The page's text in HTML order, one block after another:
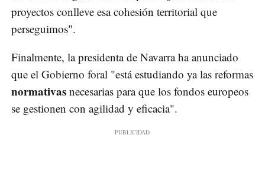
proyectos conlleve esa cohesión territorial que
perseguimos".
Finalmente, la presidenta de Navarra ha anunciado
que el Gobierno foral "está estudiando ya las reformas
normativas necesarias para que los fondos europeos
se gestionen con agilidad y eficacia".